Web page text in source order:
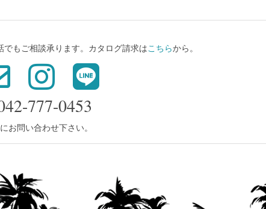
でもご相談承ります。カタログ請求はこちらから。
777-0453
お問い合わせ下さい。